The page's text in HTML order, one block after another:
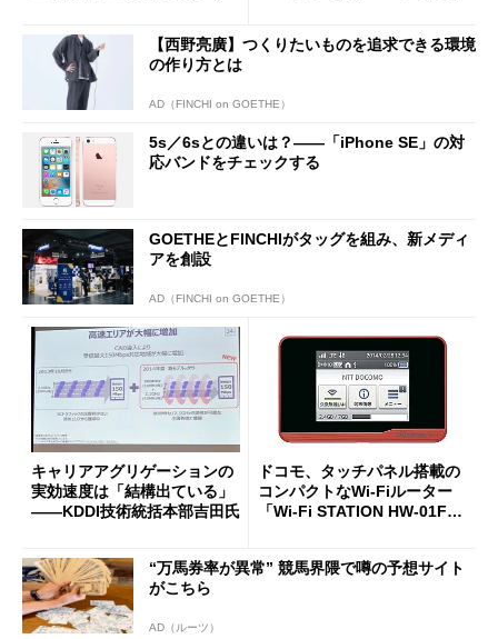
【西野亮廣】つくりたいものを追求できる環境
の作り方とは
AD（FINCHI on GOETHE）
5s／6sとの違いは？――「iPhone SE」の対
応バンドをチェックする
GOETHEとFINCHIがタッグを組み、新メディ
アを創設
AD（FINCHI on GOETHE）
キャリアアグリゲーションの
実効速度は「結構出ている」
――KDDI技術統括本部吉田氏
ドコモ、タッチパネル搭載の
コンパクトなWi-Fiルーター
「Wi-Fi STATION HW-01F」
“万馬券率が異常” 競馬界隈で噂の予想サイト
がこちら
AD（ルーツ）